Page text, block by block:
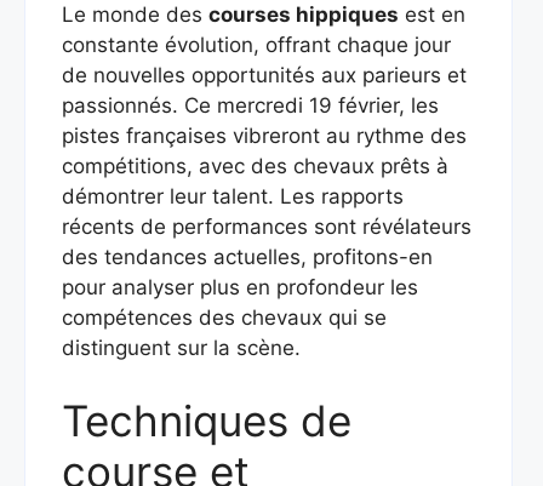
Le monde des courses hippiques est en
constante évolution, offrant chaque jour
de nouvelles opportunités aux parieurs et
passionnés. Ce mercredi 19 février, les
pistes françaises vibreront au rythme des
compétitions, avec des chevaux prêts à
démontrer leur talent. Les rapports
récents de performances sont révélateurs
des tendances actuelles, profitons-en
pour analyser plus en profondeur les
compétences des chevaux qui se
distinguent sur la scène.
Techniques de
course et